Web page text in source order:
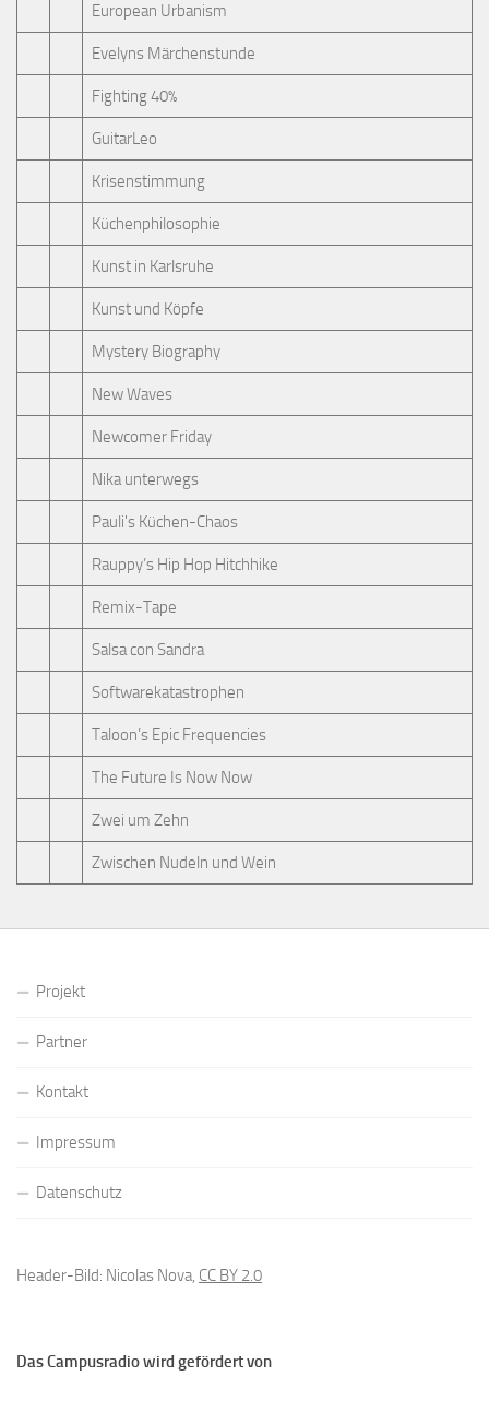
European Urbanism
Evelyns Märchenstunde
Fighting 40%
GuitarLeo
Krisenstimmung
Küchenphilosophie
Kunst in Karlsruhe
Kunst und Köpfe
Mystery Biography
New Waves
Newcomer Friday
Nika unterwegs
Pauli's Küchen-Chaos
Rauppy’s Hip Hop Hitchhike
Remix-Tape
Salsa con Sandra
Softwarekatastrophen
Taloon’s Epic Frequencies
The Future Is Now Now
Zwei um Zehn
Zwischen Nudeln und Wein
Projekt
Partner
Kontakt
Impressum
Datenschutz
Header-Bild: Nicolas Nova, CC BY 2.0
Das Campusradio wird gefördert von